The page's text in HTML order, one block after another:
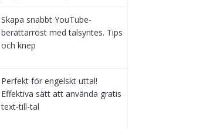
Skapa snabbt YouTube-
berättarröst med talsyntes. Tips
och knep
Perfekt för engelskt uttal!
Effektiva sätt att använda gratis
text-till-tal